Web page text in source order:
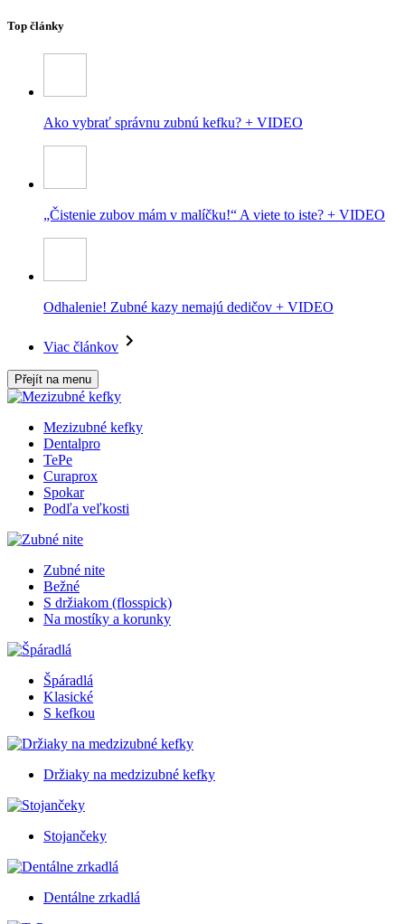
Top články
Ako vybrať správnu zubnú kefku? + VIDEO
„Čistenie zubov mám v malíčku!“ A viete to iste? + VIDEO
Odhalenie! Zubné kazy nemajú dedičov + VIDEO
Viac článkov
Přejít na menu
Mezizubné kefky
Dentalpro
TePe
Curaprox
Spokar
Podľa veľkosti
Zubné nite
Bežné
S držiakom (flosspick)
Na mostíky a korunky
Špáradlá
Klasické
S kefkou
Držiaky na medzizubné kefky
Stojančeky
Dentálne zrkadlá